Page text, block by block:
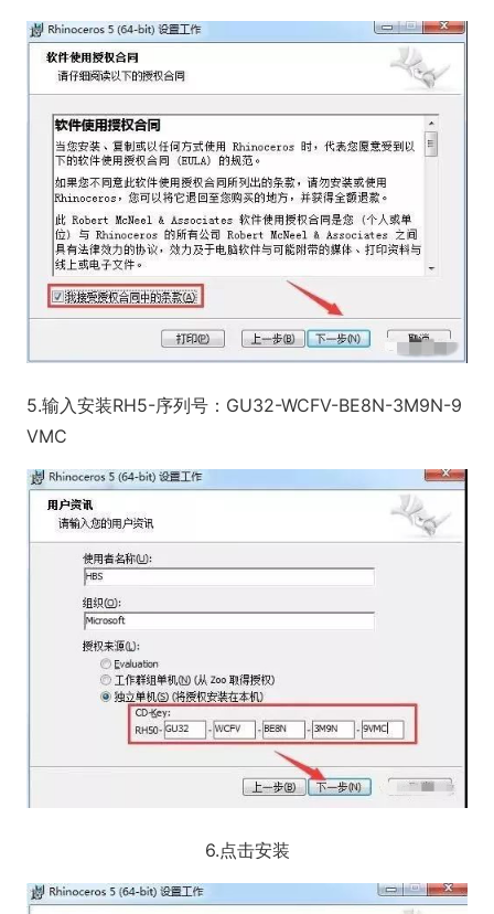
5.输入安装RH5-序列号：GU32-WCFV-BE8N-3M9N-9
VMC
6.点击安装